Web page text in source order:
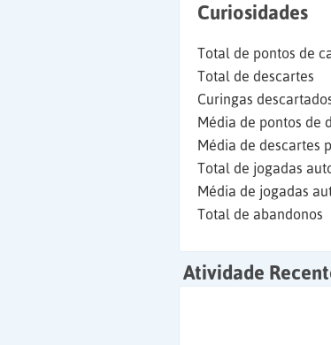
Curiosidades
Total de pontos de
Total de descartes
Curingas
Média de pontos de
Média de descartes
Total de jogadas
Média de jogadas
Total de abandonos
Atividade